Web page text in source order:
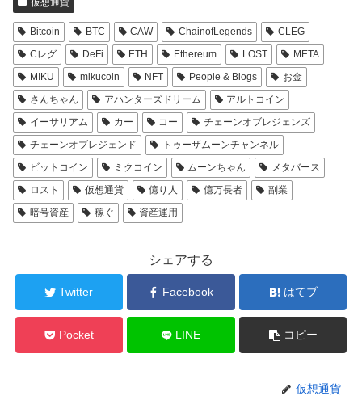
仮想通貨
Bitcoin BTC CAW ChainofLegends
CLEG
Cレグ
DeFi ETH Ethereum LOST
META
MIKU
mikucoin NFT People & Blogs
お金
さんちゃん
アハンターズドリーム
アルトコイン
イーサリアム
カー コー
チェーンオブレジェンズ
チェーンオブレジェンド
トゥーザムーンチャンネル
ビットコイン
ミクコイン ムーンちゃん
メタバース
ロスト
仮想通貨 億り人 億万長者
副業
暗号資産
稼ぐ 資産運用
シェアする
Twitter Facebook はてブ
Pocket LINE コピー
仮想通貨